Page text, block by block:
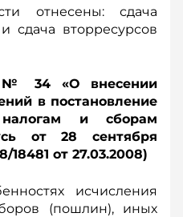
отнесены: сдача
сдача вторресурсов
№ 34 «О внесении
в постановление
и сборам
от 28 сентября
от 27.03.2008)
исчисления
(пошлин), иных